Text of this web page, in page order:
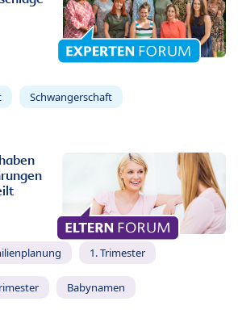
Schwangerschaft
1. Trimester
Babynamen